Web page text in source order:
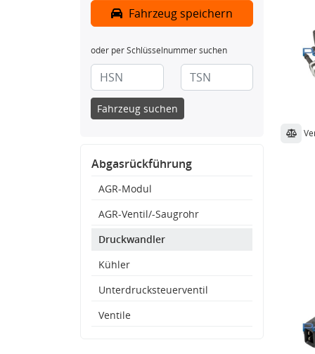
Fahrzeug speichern
oder per Schlüsselnummer suchen
Fahrzeug suchen
Abgasrückführung
AGR-Modul
AGR-Ventil/-Saugrohr
Druckwandler
Kühler
Unterdrucksteuerventil
Ventile